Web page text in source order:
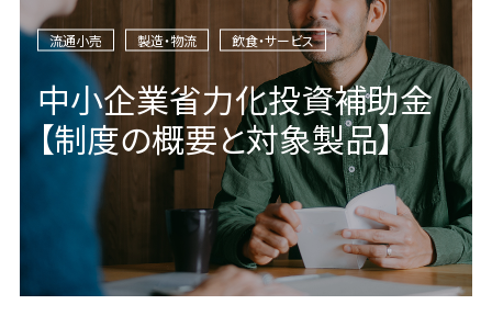
流通小売 製造・物流 飲食・サービス
中小企業省力化投資補助金
【制度の概要と対象製品】